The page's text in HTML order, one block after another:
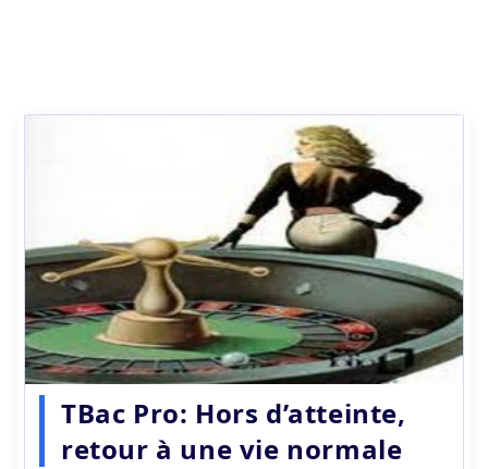
TBac Pro: Hors d’atteinte,
retour à une vie normale